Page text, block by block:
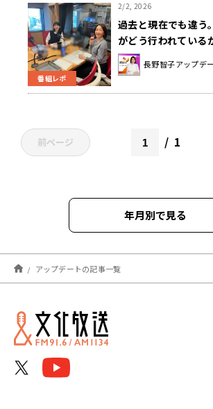
番組レポ
2/2, 2026
過去と現在でも違う
がどう行われている
長野智子アップデ
前ページ 1
年月別で見る
2026年08月
2026年07月
2026年06月
アップデートの記事一覧